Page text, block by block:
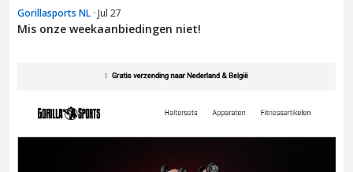
Gorillasports NL · Jul 27
Mis onze weekaanbiedingen niet!